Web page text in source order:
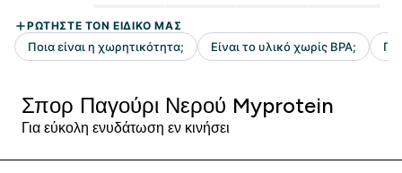
Σπορ Παγούρι Νερού Myprotein
Για εύκολη ενυδάτωση εν κινήσει